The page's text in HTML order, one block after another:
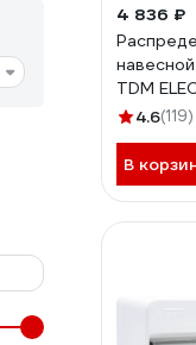
4 836 ₽
TDM
0071
4.6(119)
В